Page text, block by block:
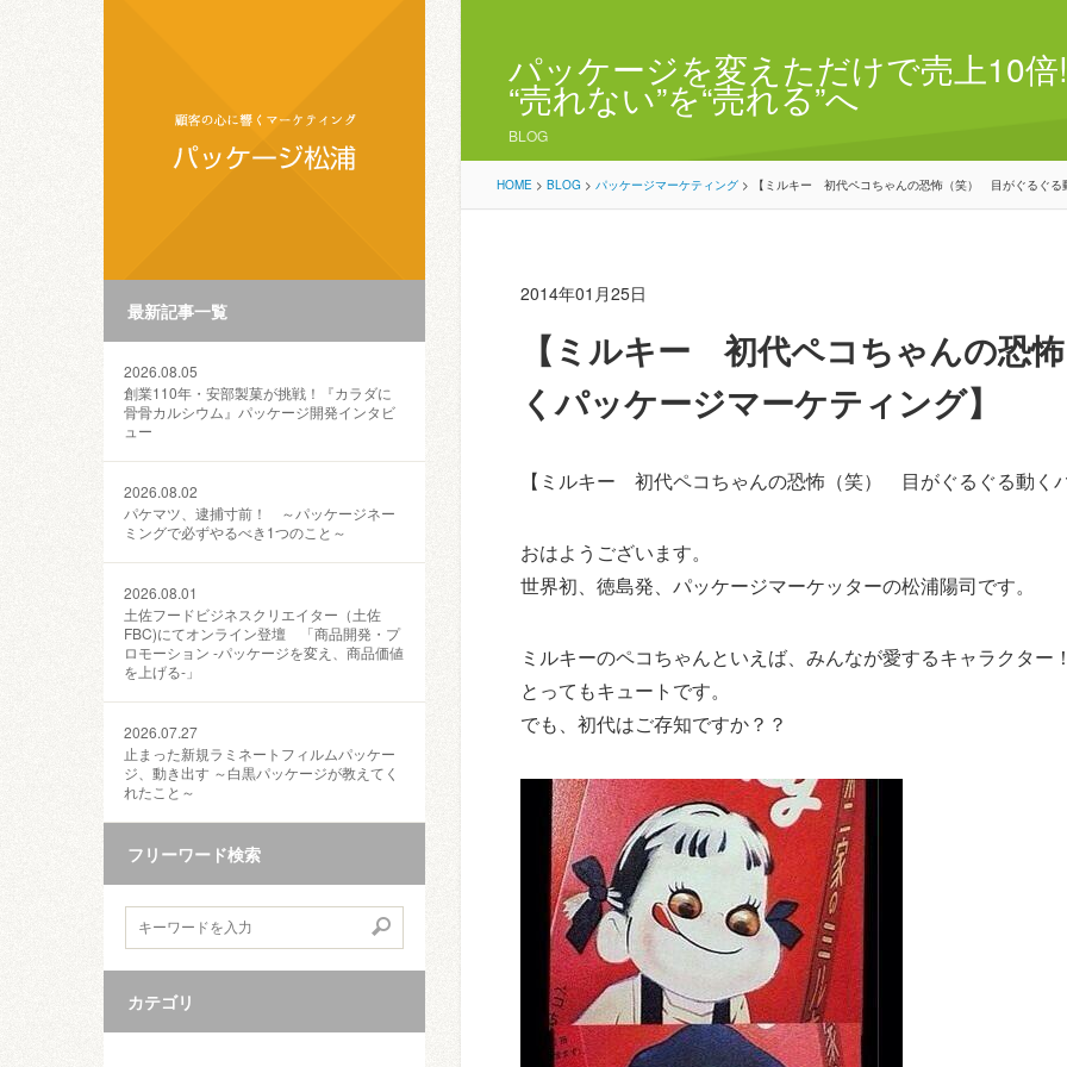
最新記事一覧
2026.08.05
創業110年・安部製菓が挑戦！『カラダに
骨骨カルシウム』パッケージ開発インタビ
ュー
2026.08.02
パケマツ、逮捕寸前！ ～パッケージネー
ミングで必ずやるべき1つのこと～
2026.08.01
土佐フードビジネスクリエイター（土佐
FBC)にてオンライン登壇 「商品開発・プ
ロモーション ‐パッケージを変え、商品価値
を上げる‐」
2026.07.27
止まった新規ラミネートフィルムパッケー
ジ、動き出す ～白黒パッケージが教えてく
れたこと～
フリーワード検索
カテゴリ
パッケージを変えただけで売上10
“売れない”を“売れる”へ
BLOG
HOME > BLOG > パッケージマーケティング > 【ミルキー 初代ペコちゃんの恐怖（笑） 目がぐるぐる
2014年01月25日
【ミルキー 初代ペコちゃんの恐
くパッケージマーケティング】
【ミルキー 初代ペコちゃんの恐怖（笑） 目がぐるぐる動く
おはようございます。
世界初、徳島発、パッケージマーケッターの松浦陽司です。
ミルキーのペコちゃんといえば、みんなが愛するキャラクター
とってもキュートです。
でも、初代はご存知ですか？？